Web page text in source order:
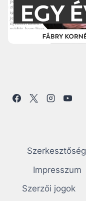
Szerkesztőség
Impresszum
Szerzői jogok